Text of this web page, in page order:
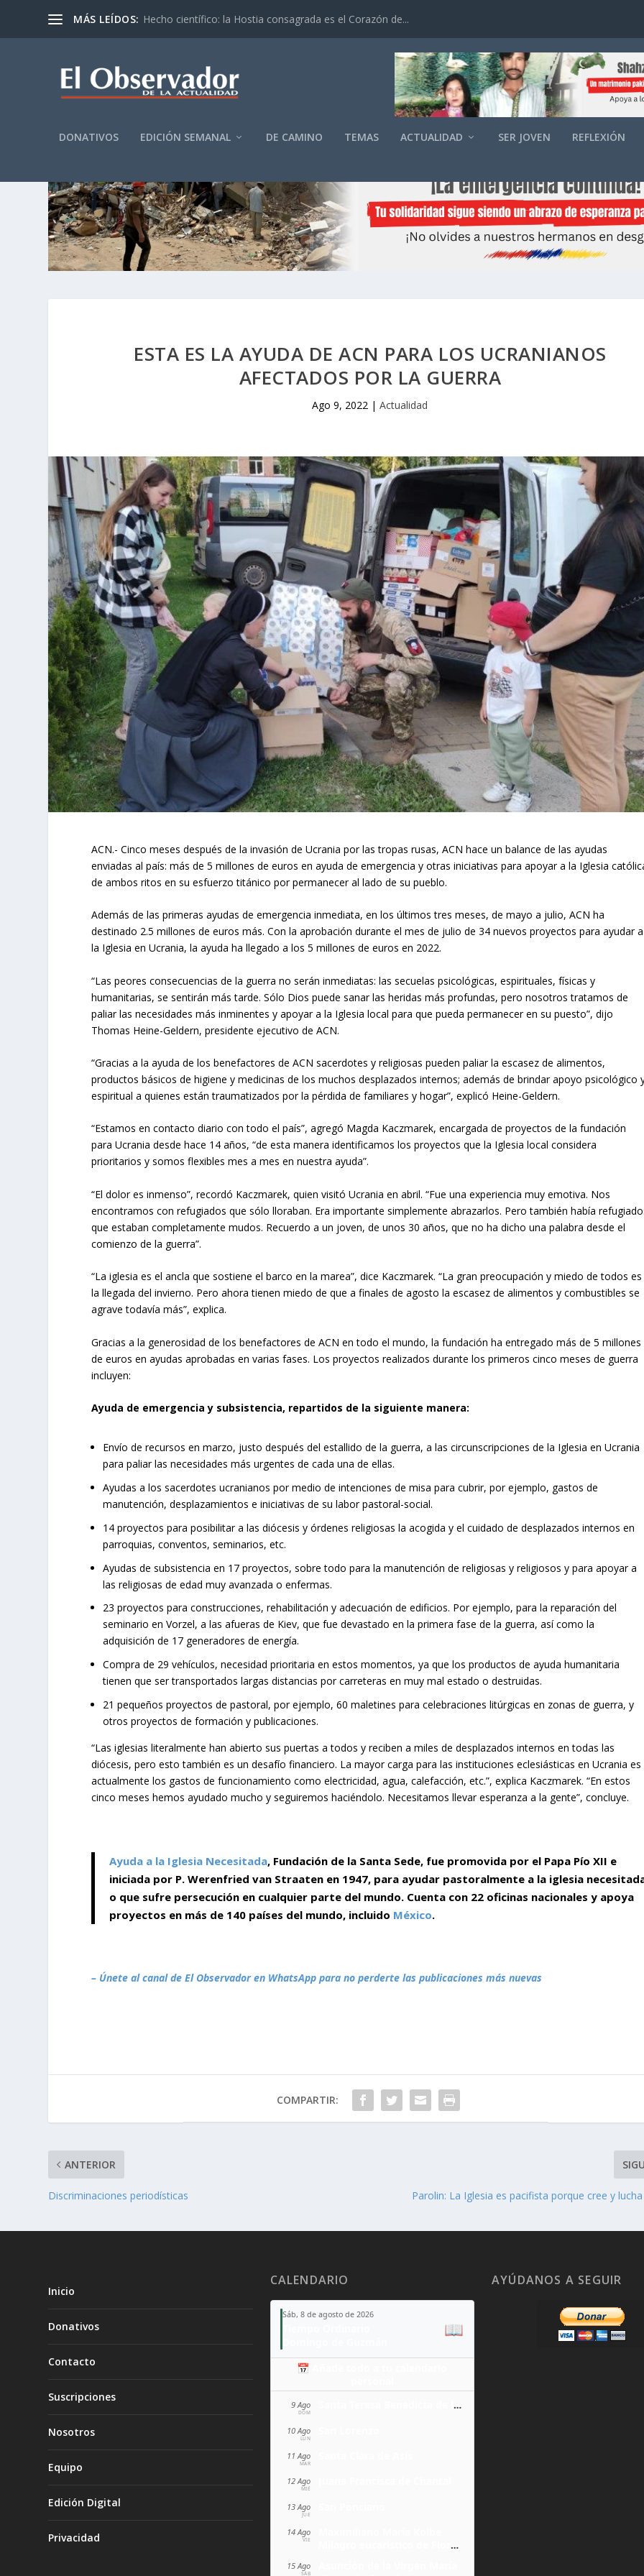
MÁS LEÍDOS: Hecho científico: la Hostia consagrada es el Corazón de...
DONATIVOS EDICIÓN SEMANAL DE CAMINO TEMAS ACTUALIDAD SER JOVEN REFLEXIÓN
ESTA ES LA AYUDA DE ACN PARA LOS UCRANIANOS
AFECTADOS POR LA GUERRA
Ago 9, 2022 |Actualidad
ACN.- Cinco meses después de la invasión de Ucrania por las tropas rusas, ACN hace un balance de las ayudas
enviadas al país: más de 5 millones de euros en ayuda de emergencia y otras iniciativas para apoyar a la Iglesia
de ambos ritos en su esfuerzo titánico por permanecer al lado de su pueblo.
Además de las primeras ayudas de emergencia inmediata, en los últimos tres meses, de mayo a julio, ACN ha
destinado 2.5 millones de euros más. Con la aprobación durante el mes de julio de 34 nuevos proyectos para ayudar a
la Iglesia en Ucrania, la ayuda ha llegado a los 5 millones de euros en 2022.
“Las peores consecuencias de la guerra no serán inmediatas: las secuelas psicológicas, espirituales, físicas y
humanitarias, se sentirán más tarde. Sólo Dios puede sanar las heridas más profundas, pero nosotros tratamos de
paliar las necesidades más inminentes y apoyar a la Iglesia local para que pueda permanecer en su puesto”, dijo
Thomas Heine-Geldern, presidente ejecutivo de ACN.
“Gracias a la ayuda de los benefactores de ACN sacerdotes y religiosas pueden paliar la escasez de alimentos,
productos básicos de higiene y medicinas de los muchos desplazados internos; además de brindar apoyo psicológico
espiritual a quienes están traumatizados por la pérdida de familiares y hogar”, explicó Heine-Geldern.
“Estamos en contacto diario con todo el país”, agregó Magda Kaczmarek, encargada de proyectos de la fundación
para Ucrania desde hace 14 años, “de esta manera identificamos los proyectos que la Iglesia local considera
prioritarios y somos flexibles mes a mes en nuestra ayuda”.
“El dolor es inmenso”, recordó Kaczmarek, quien visitó Ucrania en abril. “Fue una experiencia muy emotiva. Nos
encontramos con refugiados que sólo lloraban. Era importante simplemente abrazarlos. Pero también había
que estaban completamente mudos. Recuerdo a un joven, de unos 30 años, que no ha dicho una palabra desde el
comienzo de la guerra”.
“La iglesia es el ancla que sostiene el barco en la marea”, dice Kaczmarek. “La gran preocupación y miedo de todos es
la llegada del invierno. Pero ahora tienen miedo de que a finales de agosto la escasez de alimentos y combustibles se
agrave todavía más”, explica.
Gracias a la generosidad de los benefactores de ACN en todo el mundo, la fundación ha entregado más de 5 millones
de euros en ayudas aprobadas en varias fases. Los proyectos realizados durante los primeros cinco meses de guerra
incluyen:
Ayuda de emergencia y subsistencia, repartidos de la siguiente manera:
Envío de recursos en marzo, justo después del estallido de la guerra, a las circunscripciones de la Iglesia en Ucrania
para paliar las necesidades más urgentes de cada una de ellas.
Ayudas a los sacerdotes ucranianos por medio de intenciones de misa para cubrir, por ejemplo, gastos de
manutención, desplazamientos e iniciativas de su labor pastoral-social.
14 proyectos para posibilitar a las diócesis y órdenes religiosas la acogida y el cuidado de desplazados internos en
parroquias, conventos, seminarios, etc.
Ayudas de subsistencia en 17 proyectos, sobre todo para la manutención de religiosas y religiosos y para apoyar a
las religiosas de edad muy avanzada o enfermas.
23 proyectos para construcciones, rehabilitación y adecuación de edificios. Por ejemplo, para la reparación del
seminario en Vorzel, a las afueras de Kiev, que fue devastado en la primera fase de la guerra, así como la
adquisición de 17 generadores de energía.
Compra de 29 vehículos, necesidad prioritaria en estos momentos, ya que los productos de ayuda humanitaria
tienen que ser transportados largas distancias por carreteras en muy mal estado o destruidas.
21 pequeños proyectos de pastoral, por ejemplo, 60 maletines para celebraciones litúrgicas en zonas de guerra, y
otros proyectos de formación y publicaciones.
“Las iglesias literalmente han abierto sus puertas a todos y reciben a miles de desplazados internos en todas las
diócesis, pero esto también es un desafío financiero. La mayor carga para las instituciones eclesiásticas en Ucrania es
actualmente los gastos de funcionamiento como electricidad, agua, calefacción, etc.”, explica Kaczmarek. “En estos
cinco meses hemos ayudado mucho y seguiremos haciéndolo. Necesitamos llevar esperanza a la gente”, concluye.
Ayuda a la Iglesia Necesitada, Fundación de la Santa Sede, fue promovida por el Papa Pío XII e
iniciada por P. Werenfried van Straaten en 1947, para ayudar pastoralmente a la iglesia
o que sufre persecución en cualquier parte del mundo. Cuenta con 22 oficinas nacionales y apoya
proyectos en más de 140 países del mundo, incluido México.
– Únete al canal de El Observador en WhatsApp para no perderte las publicaciones más nuevas
COMPARTIR:
ANTERIOR
Discriminaciones periodísticas Parolin: La Iglesia es pacifista porque cree y
Inicio
Donativos
Contacto
Suscripciones
Nosotros
Equipo
Edición Digital
Privacidad
CALENDARIO
Sáb, 8 de agosto de 2026
📖
📅 Añade todo a tu calendario
9 Ago
DOM
Santa Teresa Benedicta de la Cruz
10 Ago
LUN
11 Ago
MAR
12 Ago
MIÉ
13 Ago
JUE
14 Ago
VIE Milagro eucarístico de Florencia
15 Ago
SÁB
AYÚDANOS A SEGUIR